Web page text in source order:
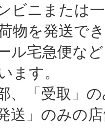
または一
物を発送で
急便など
ます。
受取」の
のみの店